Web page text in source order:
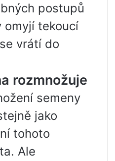
postupů
tekoucí
vrátí do
rozmnožuje
semeny
jako
tohoto
Ale